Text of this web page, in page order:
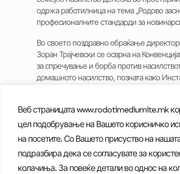
Веб страницата www.rodotimediumite.mk
цел подобрување на Вашето корисничко
на посетите. Со Вашето присуство на
подразбира дека се согласувате за
колачиња. За повеќе детали во однос на
одржа работилница на тема „Родово
професионалните стандарди за
Во своето поздравно обраќање
Зоран Трајчевски се осврна на
за спречување и борба против
домашното насилство, позната како
Повеќе информации налинкот.
Политика за приватност на личните